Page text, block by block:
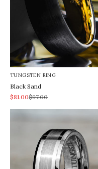
TUNGSTEN RING
Black Sand
REA-pris
$81.00Pris
$97.00